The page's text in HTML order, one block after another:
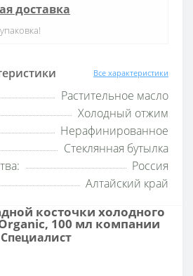
Все характеристики
Растительное масло
Холодный отжим
Нерафинированное
Стеклянная бутылка
Россия
Алтайский край
доставка
косточки холодного
100 мл компании
Специалист